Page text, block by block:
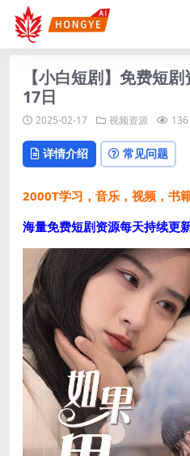
【小白短剧】免费短
17日
2025-02-17 视频资源 136
详情介绍 常见问题
2000T学习，音乐，视频，书
海量免费短剧资源每天持续更